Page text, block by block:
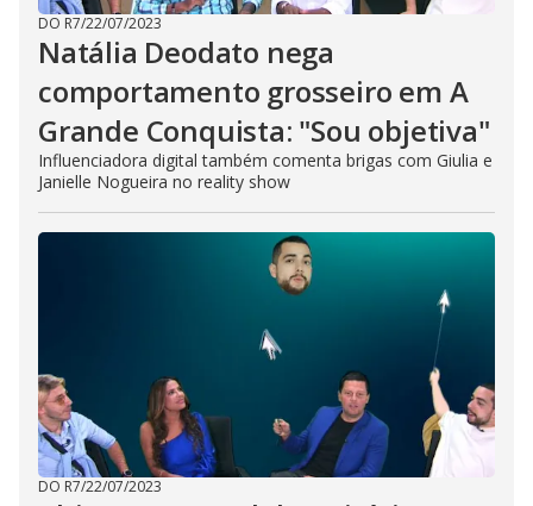
DO R7/22/07/2023
Natália Deodato nega
comportamento grosseiro em A
Grande Conquista: "Sou objetiva"
Influenciadora digital também comenta brigas com Giulia e
Janielle Nogueira no reality show
DO R7/22/07/2023